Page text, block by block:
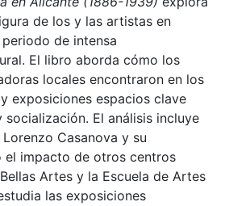
de los y las artistas en
de intensa
El libro aborda cómo los
locales encontraron en los
exposiciones espacios clave
El análisis incluye
Casanova y su
el impacto de otros centros
Artes y la Escuela de Artes
las exposiciones